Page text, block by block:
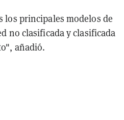
principales modelos de
no clasificada y clasificada
añadió.